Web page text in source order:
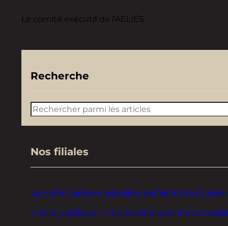
Le comité exécutif de l’AELIÉS
Recherche
Rechercher
Nos filiales
La Halte-Garderie: équilibre parfait entre
Chaire publique — la première branche culturelle